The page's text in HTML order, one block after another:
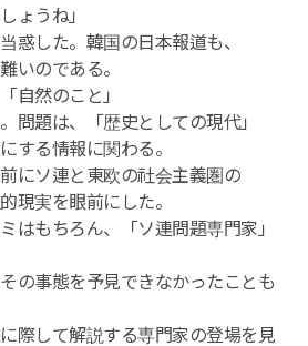
ょうね」
惑した。韓国の日本報道も、
いのである。
自然のこと」
問題は、「歴史としての現代」
する情報に関わる。
にソ連と東欧の社会主義圏の
現実を眼前にした。
はもちろん、「ソ連問題専門家」
の事態を予見できなかったことも
際して解説する専門家の登場を見